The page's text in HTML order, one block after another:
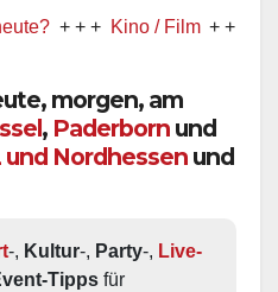
+ + + Kino / Film + + + Ww
morgen, am
, Paderborn und
und Nordhessen und
-, Kultur-, Party-, Live-
Tipps